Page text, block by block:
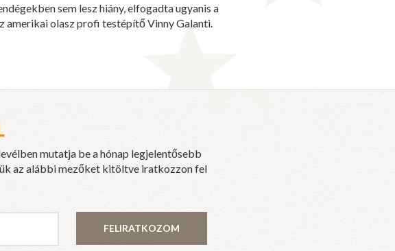
sem lesz hiány, elfogadta ugyanis a
amerikai olasz profi testépítő Vinny Galanti.
mutatja be a hónap legjelentősebb
az alábbi mezőket kitöltve iratkozzon fel
FELIRATKOZOM